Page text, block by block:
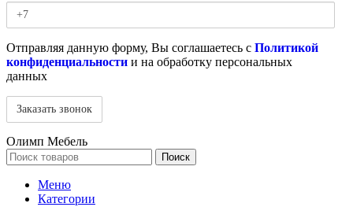
Отправляя данную форму, Вы соглашаетесь с Политикой
конфиденциальности и на обработку персональных
данных
Олимп Мебель
Поиск
Меню
Категории